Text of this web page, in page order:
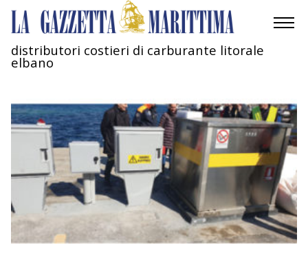
AMBIENTE
INDUSTRIA
RICERCA
ECONOMIA
TURISMO
distributori costieri di carburante litorale
elbano